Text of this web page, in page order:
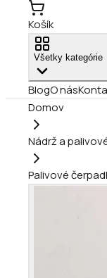
Košík
Všetky kategórie
BlogO nás
Domov
Nádrž a
Palivové